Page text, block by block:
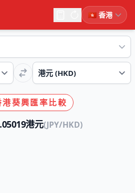
港葵興匯率比較
港元(JPY/HKD)